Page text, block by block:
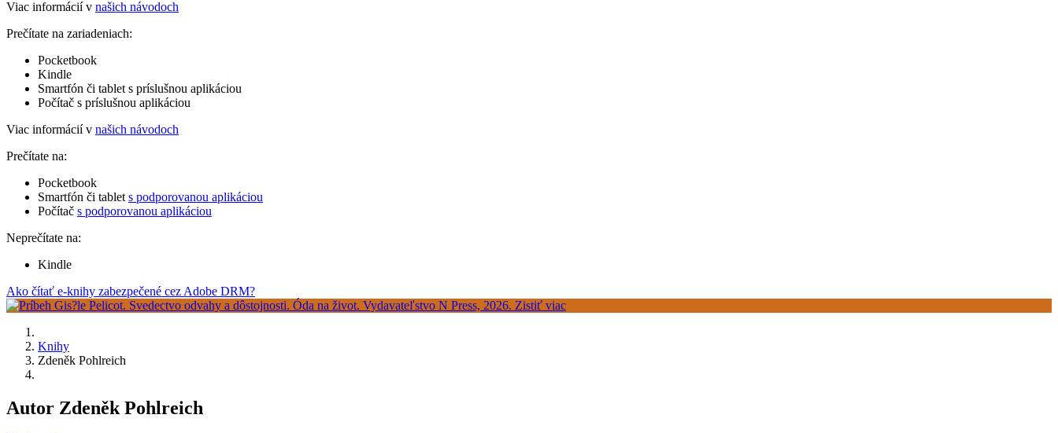
Viac informácií v našich návodoch
Prečítate na zariadeniach:
Pocketbook
Kindle
Smartfón či tablet s príslušnou aplikáciou
Počítač s príslušnou aplikáciou
Viac informácií v našich návodoch
Prečítate na:
Pocketbook
Smartfón či tablet s podporovanou aplikáciou
Počítač s podporovanou aplikáciou
Neprečítate na:
Kindle
Ako čítať e-knihy zabezpečené cez Adobe DRM?
Knihy
Zdeněk Pohlreich
Autor Zdeněk Pohlreich